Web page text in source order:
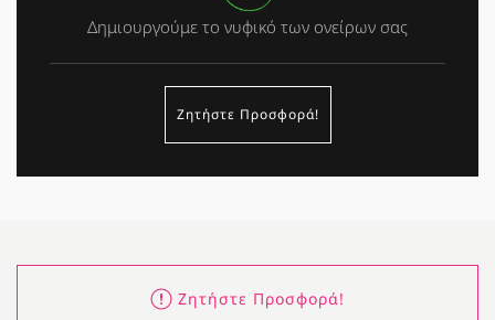
Δημιουργούμε το νυφικό των ονείρων σας
Ζητήστε Προσφορά!
Ζητήστε Προσφορά!